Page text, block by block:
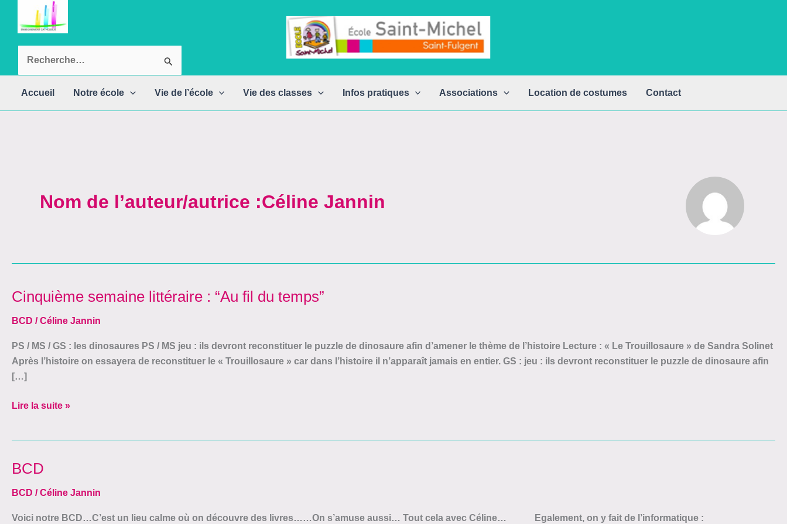
Rechercher :
Accueil Notre école Vie de l’école Vie des classes Infos pratiques Associations Location de costumes Contact
Nom de l’auteur/autrice :Céline Jannin
Cinquième semaine littéraire : “Au fil du temps”
BCD /Céline Jannin
PS / MS / GS : les dinosaures PS / MS jeu : ils devront reconstituer le puzzle de dinosaure afin d’amener le thème de l’histoire Lecture : « Le Trouillosaure » de Sandra Solinet
Après l’histoire on essayera de reconstituer le « Trouillosaure » car dans l’histoire il n’apparaît jamais en entier. GS : jeu : ils devront reconstituer le puzzle de dinosaure afin
[…]
Cinquième
littéraire
temps”
Lire la suite »
BCD
BCD /Céline Jannin
Voici notre BCD…C’est un lieu calme où on découvre des livres……On s’amuse aussi… Tout cela avec Céline… Egalement, on y fait de l’informatique :
BCD